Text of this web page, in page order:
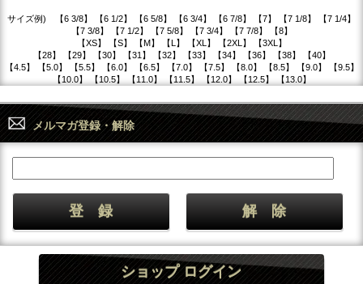
サイズ例) 【6 3/8】 【6 1/2】 【6 5/8】 【6 3/4】 【6 7/8】 【7】 【7 1/8】 【7 1/4】
【7 3/8】 【7 1/2】 【7 5/8】 【7 3/4】 【7 7/8】 【8】
【XS】 【S】 【M】 【L】 【XL】 【2XL】 【3XL】
【28】 【29】 【30】 【31】 【32】 【33】 【34】 【36】 【38】 【40】
【4.5】 【5.0】 【5.5】 【6.0】 【6.5】 【7.0】 【7.5】 【8.0】 【8.5】 【9.0】 【9.5】
【10.0】 【10.5】 【11.0】 【11.5】 【12.0】 【12.5】 【13.0】
メルマガ登録・解除
ショップ ログイン